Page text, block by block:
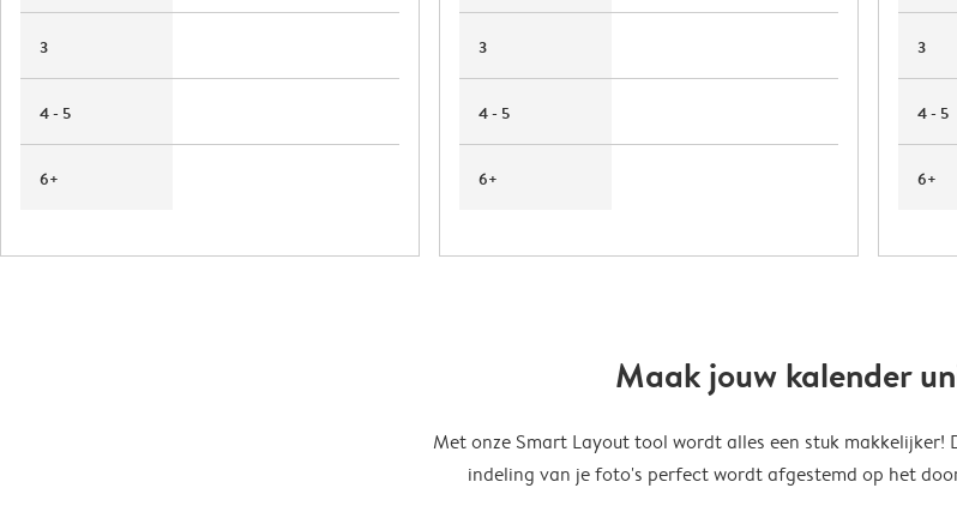
3
4 - 5
6+
3
4 - 5
6+
3
4 - 5
6+
Maak jouw kalender
Met onze Smart Layout tool wordt alles een stuk
indeling van je foto's perfect wordt afgestemd op het